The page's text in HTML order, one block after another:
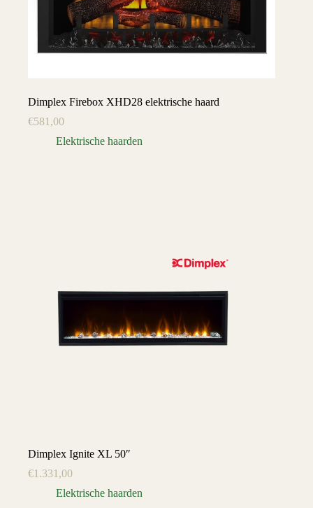
Dimplex Firebox XHD28 elektrische haard
€581,00
Elektrische haarden
Dimplex Ignite XL 50″
€1.331,00
Elektrische haarden